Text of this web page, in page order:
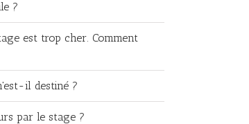
?
est trop cher. Comment
il destiné ?
par le stage ?